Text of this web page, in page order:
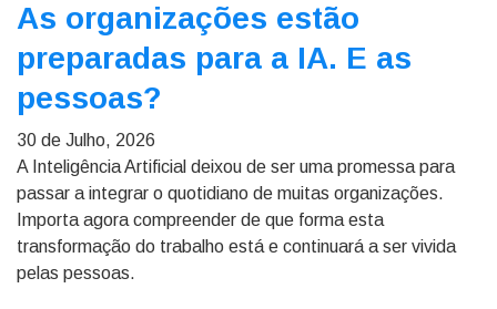
As organizações estão
preparadas para a IA. E as
pessoas?
30 de Julho, 2026
A Inteligência Artificial deixou de ser uma promessa para
passar a integrar o quotidiano de muitas organizações.
Importa agora compreender de que forma esta
transformação do trabalho está e continuará a ser vivida
pelas pessoas.